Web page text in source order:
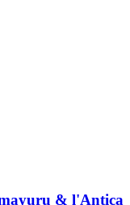
& l'Antica